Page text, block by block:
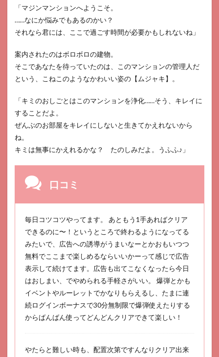
「マジンマンションへようこそ。
……なにか悩みでもあるのかい？
それなら君には、ここで過ごす時間が必要かもしれないね」
案内されたのはボロボロの建物。
そこであなたを待っていたのは、このマンションの管理人だ
という、こねこのようなかわいい姿の【ムジャキ】。
「キミのおしごとはこのマンションを浄化……そう、キレイに
することだよ。
ぜんぶのお部屋をキレイにしないと生きてかえれないから
ね。
キミは無事にかえれるかな？ たのしみだよ。うふふ♪」
口コミ
毎日コツコツやってます。 あともう1手あればクリア
できるのに〜！というところで終わるようになってる
みたいで、広告への誘導がうまいなーとかおもいつつ
無料でここまで楽しめるならいいかーって感じで広告
表示して続けてます。広告も出てこなくなったら今日
はおしまい、でやめられる手軽さがいい。 爆弾とかも
イベントやルーレットでかなりもらえるし、たまに連
続ログインボーナスで30分無制限で爆弾使えたりする
からばんばん使ってどんどんクリアできて楽しい！
やたらと難しい時も、配置次第ですんなりクリア出来